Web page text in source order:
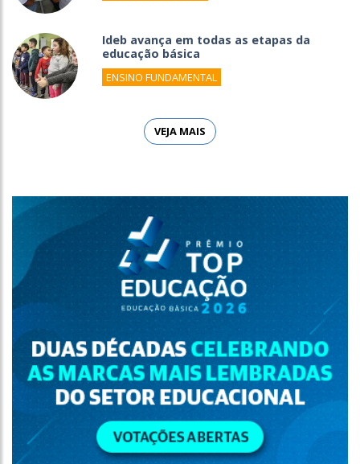
Ideb avança em todas as etapas da
educação básica
ENSINO FUNDAMENTAL
VEJA MAIS